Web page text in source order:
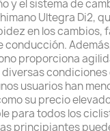
y el sistema de
Ultegra Di2,
en los cambios,
conducción.
proporciona
condiciones
usuarios han
su precio
para todos los
principiantes